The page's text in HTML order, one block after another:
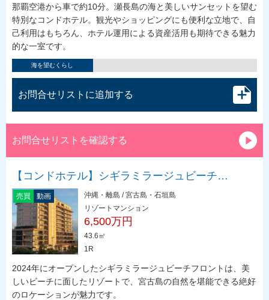
那覇空港から車で約10分。瀬長島の海と美しいサンセットを望む
特別なコンドホテル。観光やショッピングにも便利な立地で、自
己利用はもちろん、ホテル運用による資産活用も期待できる魅力
的な一室です。
海を望むくらし
お問合せリストに追加する
お問合せリストを確認する
【コンドホテル】シギラミラージュビーチ…
売買 動画
沖縄・離島 / 宮古島・石垣島
リゾートマンション
6,500万円
43.6㎡
1R
2024年にオープンしたシギラミラージュビーチフロントは、美
しいビーチに面したリゾートで、宮古島の自然を堪能できる絶好
のロケーションが魅力です。